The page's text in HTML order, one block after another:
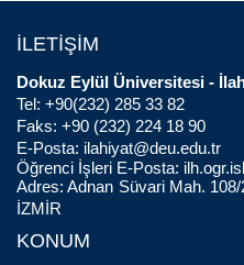
İLETİŞİM
Dokuz Eylül Üniversitesi -
Tel: +90(232) 285 33 82
Faks: +90 (232) 224 18 90
E-Posta: ilahiyat@deu.edu.tr
Öğrenci İşleri E-Posta:
Adres: Adnan Süvari Mah.
İZMİR
KONUM